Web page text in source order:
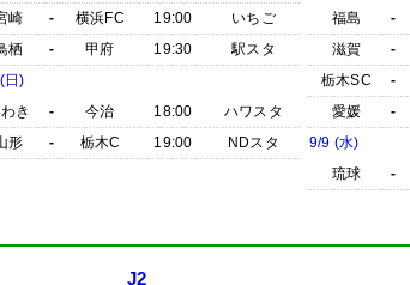
崎
- 横浜FC 19:00
いちご
栖
- 甲府 19:30
駅スタ
日)
き
- 今治 18:00
ハワスタ
形
- 栃木C 19:00 NDスタ
福島
-
滋賀
-
栃木SC
-
愛媛
-
9/9 (水)
琉球
-
J2